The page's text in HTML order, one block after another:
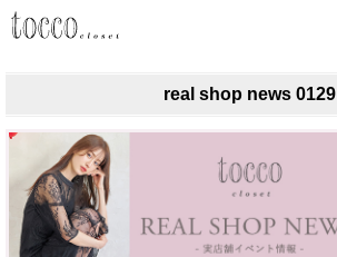
real shop news 0129